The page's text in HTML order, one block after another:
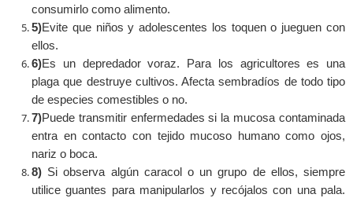
consumirlo como alimento.
5)Evite que niños y adolescentes los toquen o jueguen con
ellos.
6)Es un depredador voraz. Para los agricultores es una
plaga que destruye cultivos. Afecta sembradíos de todo tipo
de especies comestibles o no.
7)Puede transmitir enfermedades si la mucosa contaminada
entra en contacto con tejido mucoso humano como ojos,
nariz o boca.
8) Si observa algún caracol o un grupo de ellos, siempre
utilice guantes para manipularlos y recójalos con una pala.